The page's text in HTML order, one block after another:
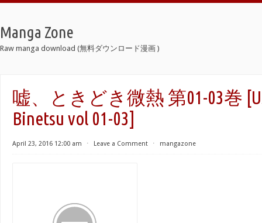
Manga Zone
Raw manga download (無料ダウンロード漫画 )
嘘、ときどき微熱 第01-03巻
Binetsu vol 01-03]
April 23, 2016 12:00 am ⋅ Leave a Comment ⋅ mangazone